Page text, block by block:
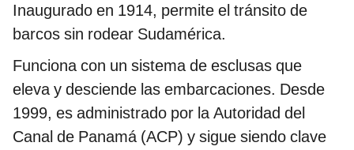
Inaugurado en 1914, permite el tránsito de
barcos sin rodear Sudamérica.
Funciona con un sistema de esclusas que
eleva y desciende las embarcaciones. Desde
1999, es administrado por la Autoridad del
Canal de Panamá (ACP) y sigue siendo clave